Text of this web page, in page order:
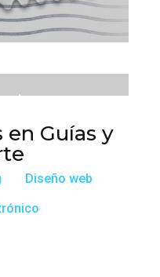
de
Guías y
Diseño web